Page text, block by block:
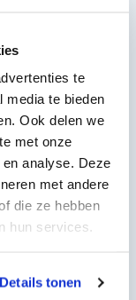
te
media te bieden
Ook delen we
met onze
analyse. Deze
met andere
die ze hebben
hun services.
Details tonen